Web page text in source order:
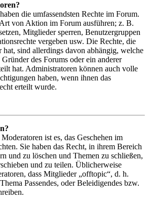
die umfassendsten Rechte im Forum.
von Aktion im Forum ausführen; z. B.
Mitglieder sperren, Benutzergruppen
vergeben usw. Die Rechte, die
hat, sind allerdings davon abhängig, welche
des Forums oder ein anderer
hat. Administratoren können auch volle
haben, wenn ihnen das
erteilt wurde.
ist es, das Geschehen im
Sie haben das Recht, in ihrem Bereich
und zu löschen und Themen zu schließen,
und zu teilen. Üblicherweise
dass Mitglieder „offtopic“, d. h.
Passendes, oder Beleidigendes bzw.